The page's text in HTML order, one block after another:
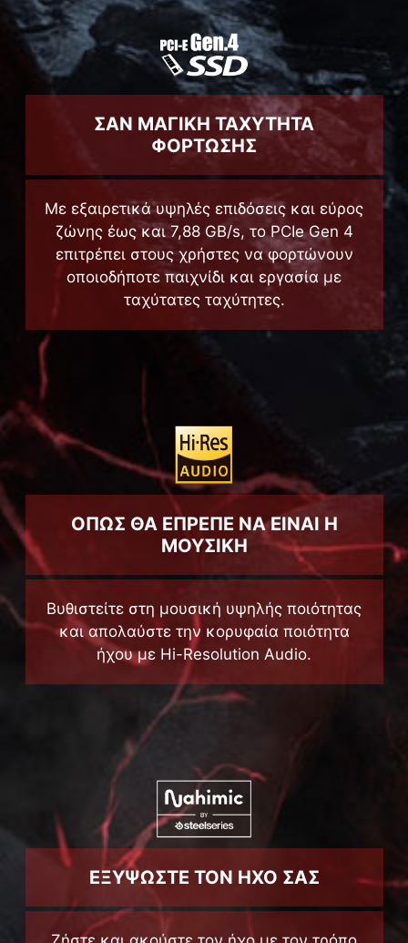
ΣΑΝ ΜΑΓΙΚΗ ΤΑΧΥΤΗΤΑ
ΦΟΡΤΩΣΗΣ
Με εξαιρετικά υψηλές επιδόσεις και εύρος
ζώνης έως και 7,88 GB/s, το PCIe Gen 4
επιτρέπει στους χρήστες να φορτώνουν
οποιοδήποτε παιχνίδι και εργασία με
ταχύτατες ταχύτητες.
ΟΠΩΣ ΘΑ ΕΠΡΕΠΕ ΝΑ ΕΙΝΑΙ Η
ΜΟΥΣΙΚΗ
Βυθιστείτε στη μουσική υψηλής ποιότητας
και απολαύστε την κορυφαία ποιότητα
ήχου με Hi-Resolution Audio.
ΕΞΥΨΩΣΤΕ ΤΟΝ ΗΧΟ ΣΑΣ